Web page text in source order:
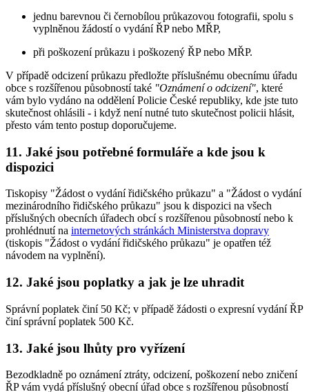
jednu barevnou či černobílou průkazovou fotografii, spolu s
vyplněnou žádostí o vydání ŘP nebo MŘP,
při poškození průkazu i poškozený ŘP nebo MŘP.
V případě odcizení průkazu předložte příslušnému obecnímu úřadu
obce s rozšířenou působností také "Oznámení o odcizení", které
vám bylo vydáno na oddělení Policie České republiky, kde jste tuto
skutečnost ohlásili - i když není nutné tuto skutečnost policii hlásit,
přesto vám tento postup doporučujeme.
11. Jaké jsou potřebné formuláře a kde jsou k
dispozici
Tiskopisy "Žádost o vydání řidičského průkazu" a "Žádost o vydání
mezinárodního řidičského průkazu" jsou k dispozici na všech
příslušných obecních úřadech obcí s rozšířenou působností nebo k
prohlédnutí na internetových stránkách Ministerstva dopravy
(tiskopis "Žádost o vydání řidičského průkazu" je opatřen též
návodem na vyplnění).
12. Jaké jsou poplatky a jak je lze uhradit
Správní poplatek činí 50 Kč; v případě žádosti o expresní vydání ŘP
činí správní poplatek 500 Kč.
13. Jaké jsou lhůty pro vyřízení
Bezodkladně po oznámení ztráty, odcizení, poškození nebo zničení
ŘP vám vydá příslušný obecní úřad obce s rozšířenou působností